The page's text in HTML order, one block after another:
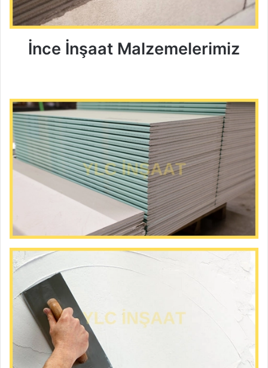
İnce İnşaat Malzemelerimiz